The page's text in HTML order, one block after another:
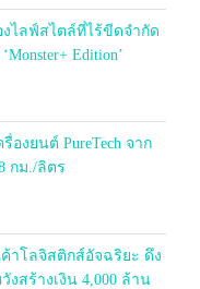
ไลฟ์สไตล์ที่ไร้ขีดจำกัด
Edition’
องยนต์ PureTech จาก
กม./ลิตร
าโลจิสติกส์อัจฉริยะ ดึง
งสร้างเงิน 4,000 ล้าน